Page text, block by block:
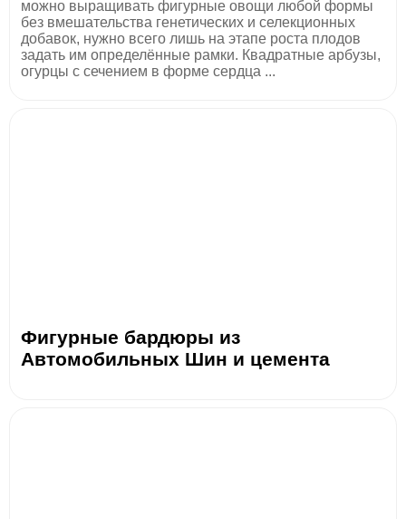
можно выращивать фигурные овощи любой формы
без вмешательства генетических и селекционных
добавок, нужно всего лишь на этапе роста плодов
задать им определённые рамки. Квадратные арбузы,
огурцы с сечением в форме сердца ...
Фигурные бардюры из
Автомобильных Шин и цемента